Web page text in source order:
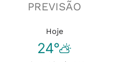
PREVISÃO
Hoje
24°